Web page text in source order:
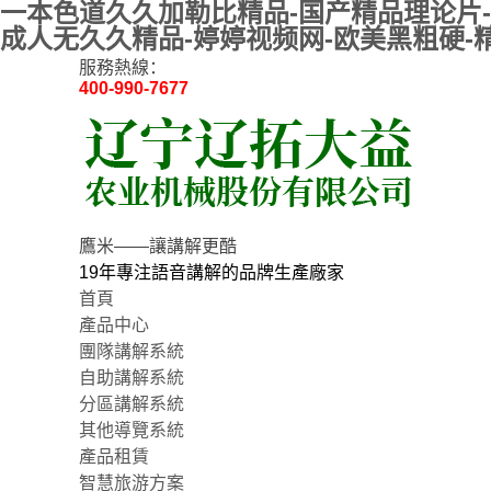
一本色道久久加勒比精品-国产精品理论
成人无久久精品-婷婷视频网-欧美黑粗硬
服務熱線：
400-990-7677
鷹米——讓講解更酷
19年專注語音講解的品牌生產廠家
首頁
產品中心
團隊講解系統
自助講解系統
分區講解系統
其他導覽系統
產品租賃
智慧旅游方案